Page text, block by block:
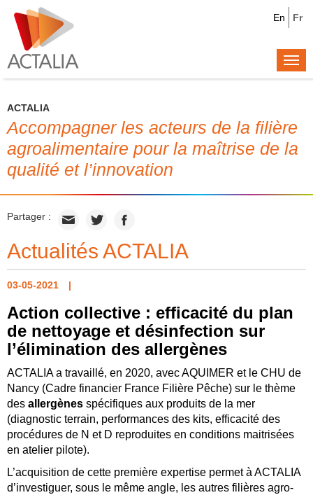
Fr
En
ACTALIA
Accompagner les acteurs de la filière
agroalimentaire pour la maîtrise de la
qualité et l’innovation
Partager :
Actualités ACTALIA
03-05-2021
Action collective : efficacité du plan
de nettoyage et désinfection sur
l’élimination des allergènes
ACTALIA a travaillé, en 2020, avec AQUIMER et le CHU de
Nancy (Cadre financier France Filière Pêche) sur le thème
des allergènes spécifiques aux produits de la mer
(diagnostic terrain, performances des kits, efficacité des
procédures de N et D reproduites en conditions maitrisées
en atelier pilote).
L’acquisition de cette première expertise permet à ACTALIA
d’investiguer, sous le même angle, les autres filières agro-